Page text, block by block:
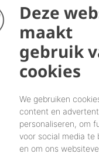
Deze
maakt
gebruik
cookies
We gebruiken
content en
personaliseren, om
voor social media te
en om ons
quantité
visualisation